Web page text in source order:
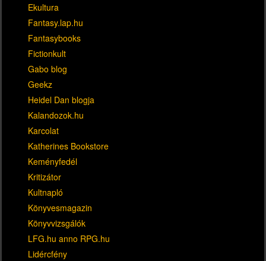
Ekultura
Fantasy.lap.hu
Fantasybooks
Fictionkult
Gabo blog
Geekz
Heidel Dan blogja
Kalandozok.hu
Karcolat
Katherines Bookstore
Keményfedél
Kritizátor
Kultnapló
Könyvesmagazin
Könyvvizsgálók
LFG.hu anno RPG.hu
Lidércfény